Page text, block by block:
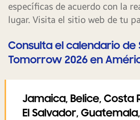
específicas de acuerdo con la
lugar. Visita el sitio web de tu
Consulta el calendario de
Tomorrow 2026 en
Jamaica, Belice, Costa
El Salvador,